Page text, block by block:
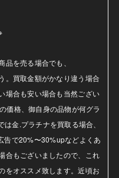
を売る場合でも、
。買取金額がかなり違う場合
場合も安い場合も当然ござい
価格、御自身の品物が何グラ
金.プラチナを買取る場合、
告で20%〜30%upなどよくあ
合もございましたので、これ
をオススメ致します。近頃お